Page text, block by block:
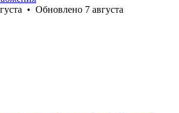
• Обновлено 7 августа